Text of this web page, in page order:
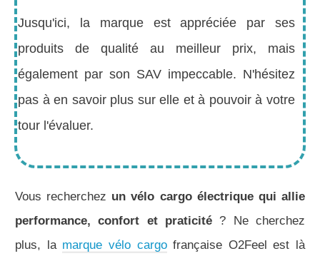
Jusqu'ici, la marque est appréciée par ses
produits de qualité au meilleur prix, mais
également par son SAV impeccable. N'hésitez
pas à en savoir plus sur elle et à pouvoir à votre
tour l'évaluer.
Vous recherchez un vélo cargo électrique qui allie
performance, confort et praticité ? Ne cherchez
plus, la marque vélo cargofrançaise O2Feel est là